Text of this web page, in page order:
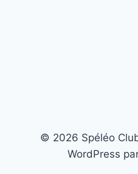
© 2026 Spéléo
WordPress